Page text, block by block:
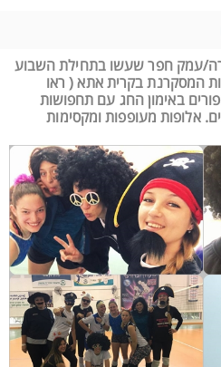
עמק חפר שעשו בתחילת השבוע
המסקרנת בקרית אתא ( ראו
באימון החג עם תחפושות
אלופות מעופפות ומקסימות